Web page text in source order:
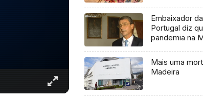
Embaixador
Portugal diz
pandemia na
Mais uma
Madeira